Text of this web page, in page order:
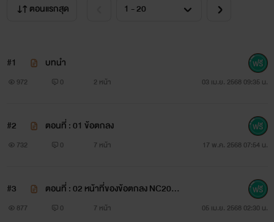
ตอนแรกสุด
#1 บทนำ
972 0 2 หน้า 03 เม.ย. 2568 09:35 น.
#2 ตอนที่ : 01 ข้อตกลง
732 0 7 หน้า 17 พ.ค. 2568 07:54 น.
#3
ตอนที่ : 02 หน้าที่ของข้อตกลง NC20+
🔞🔥
877 0 7 หน้า 05 เม.ย. 2568 02:30 น.